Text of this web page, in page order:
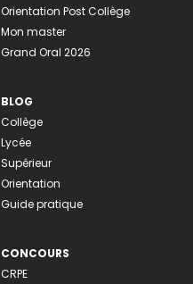
Orientation Post Collège
Mon master
Grand Oral 2026
BLOG
Collège
Lycée
Supérieur
Orientation
Guide pratique
CONCOURS
CRPE